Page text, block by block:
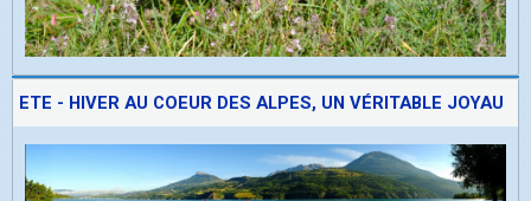
ETE - HIVER AU COEUR DES ALPES, UN VÉRITABLE JOYAU